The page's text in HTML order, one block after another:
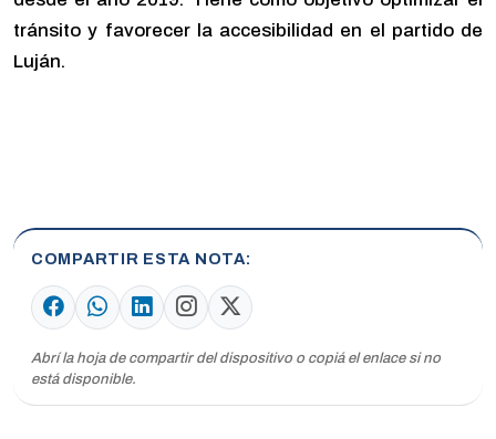
tránsito y favorecer la accesibilidad en el partido de
Luján.
COMPARTIR ESTA NOTA
Abrí la hoja de compartir del dispositivo o copiá el enlace si no
está disponible.